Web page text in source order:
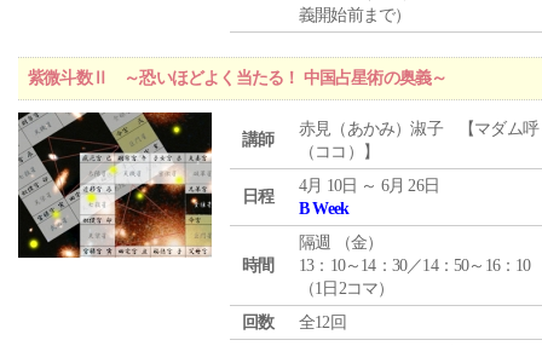
義開始前まで）
紫微斗数Ⅱ ～恐いほどよく当たる！ 中国占星術の奥義～
講師
赤見（あかみ）淑子 【マダム呼
（ココ）】
日程
4月 10日 ～ 6月 26日
B Week
時間
隔週 （金）
13：10～14：30／14：50～16：10
（1日2コマ）
回数
全12回